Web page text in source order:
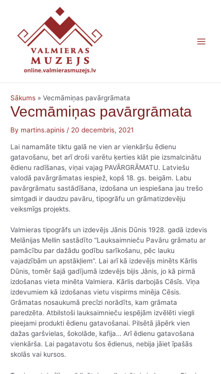
Sākums »Vecmāmiņas pavārgrāmata
Vecmāmiņas pavārgrāmata
By martins.apinis / 20 decembris, 2021
Lai namamāte tiktu galā ne vien ar vienkāršu ēdienu
gatavošanu, bet arī droši varētu ķerties klāt pie izsmalcinātu
ēdienu radīšanas, viņai vajag PAVĀRGRĀMATU. Latviešu
valodā pavārgrāmatas iespiež, kopš 18. gs. beigām. Labu
pavārgrāmatu sastādīšana, izdošana un iespiešana jau trešo
simtgadi ir daudzu pavāru, tipogrāfu un grāmatizdevēju
veiksmīgs projekts.
Valmieras tipogrāfs un izdevējs Jānis Dūnis 1928. gadā izdevis
Melānijas Mellin sastādīto “Lauksaimnieču Pavāru grāmatu ar
pamācību par dažādu godību sarīkošanu, pēc lauku
vajadzībām un apstākļiem”. Lai arī kā izdevējs minēts Kārlis
Dūnis, tomēr šajā gadījumā izdevējs bijis Jānis, jo kā pirmā
izdošanas vieta minēta Valmiera. Kārlis darbojās Cēsīs. Viņa
izdevumiem kā izdošanas vietu vispirms minēja Cēsis.
Grāmatas nosaukumā precīzi norādīts, kam grāmata
paredzēta. Atbilstoši lauksaimnieču iespējām izvēlēti viegli
pieejami produkti ēdienu gatavošanai. Pilsētā jāpērk vien
dažas garšvielas, šokolāde, kafija… Arī ēdienu gatavošana
vienkārša. Lai pagatavotu šos ēdienus, nebija jāiet īpašās
skolās vai kursos.